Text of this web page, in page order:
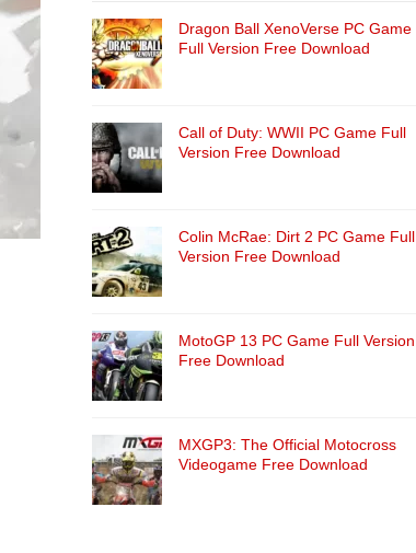
Dragon Ball XenoVerse PC Game
Full Version Free Download
Call of Duty: WWII PC Game Full
Version Free Download
Colin McRae: Dirt 2 PC Game Full
Version Free Download
MotoGP 13 PC Game Full Version
Free Download
MXGP3: The Official Motocross
Videogame Free Download